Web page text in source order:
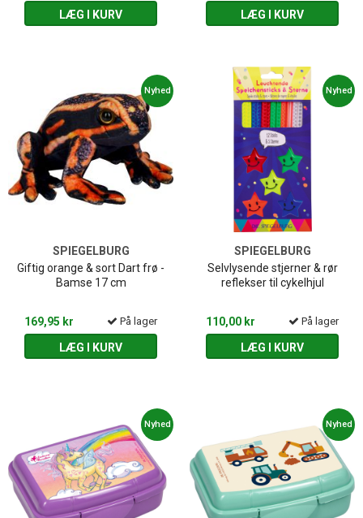
LÆG I KURV LÆG I KURV
Nyhed
SPIEGELBURG
Giftig orange & sort Dart frø -
Bamse 17 cm
169,95 kr På lager
LÆG I KURV
Nyhed
SPIEGELBURG
Selvlysende stjerner & rør
reflekser til cykelhjul
110,00 kr På lager
LÆG I KURV
Nyhed Nyhed